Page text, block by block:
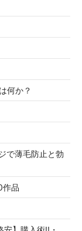
何か？
で薄毛防止と勃
作品